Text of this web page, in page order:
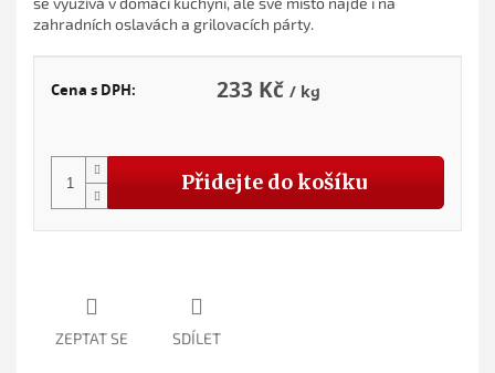
233 Kč
Cena s DPH: / kg
Přidejte do košíku
zahradních oslavách a grilovacích párty.
ZEPTAT SE SDÍLET